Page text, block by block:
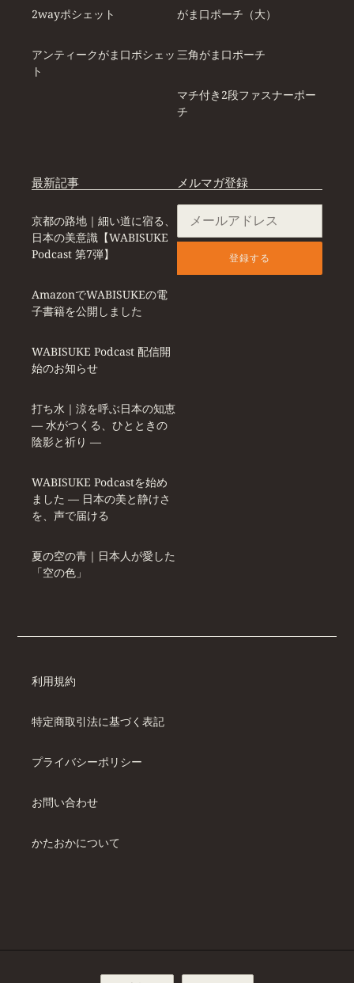
2wayポシェット
アンティークがま口ポシェッ
ト
がま口ポーチ（大）
三角がま口ポーチ
マチ付き2段ファスナーポー
チ
最新記事
京都の路地｜細い道に宿る、
日本の美意識【WABISUKE
Podcast 第7弾】
AmazonでWABISUKEの電
子書籍を公開しました
WABISUKE Podcast 配信開
始のお知らせ
打ち水｜涼を呼ぶ日本の知恵
― 水がつくる、ひとときの
陰影と祈り ―
WABISUKE Podcastを始め
ました ― 日本の美と静けさ
を、声で届ける
夏の空の青｜日本人が愛した
「空の色」
メルマガ登録
登録する
利用規約
特定商取引法に基づく表記
プライバシーポリシー
お問い合わせ
かたおかについて